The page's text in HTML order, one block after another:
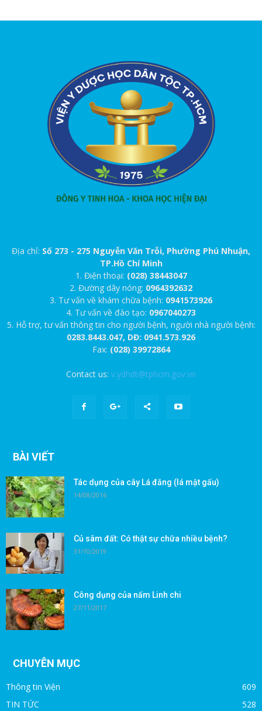
Địa chỉ: Số 273 - 275 Nguyễn Văn Trỗi, Phường Phú Nhuận,
TP.Hồ Chí Minh
1. Điện thoại: (028) 38443047
2. Đường dây nóng: 0964392632
3. Tư vấn về khám chữa bệnh: 0941573926
4. Tư vấn về đào tạo: 0967040273
5. Hỗ trợ, tư vấn thông tin cho người bệnh, người nhà người bệnh:
0283.8443.047, DĐ: 0941.573.926
Fax: (028) 39972864
Contact us: v.ydhdt@tphcm.gov.vn
BÀI VIẾT
Tác dụng của cây Lá đắng (lá mật gấu)
14/08/2016
Củ sâm đất: Có thật sự chữa nhiều bệnh?
31/10/2019
Công dụng của nấm Linh chi
27/11/2017
CHUYÊN MỤC
Thông tin Viện
609
TIN TỨC
528